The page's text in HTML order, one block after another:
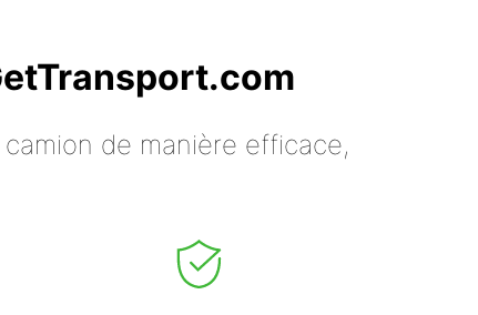
de manière efficace,